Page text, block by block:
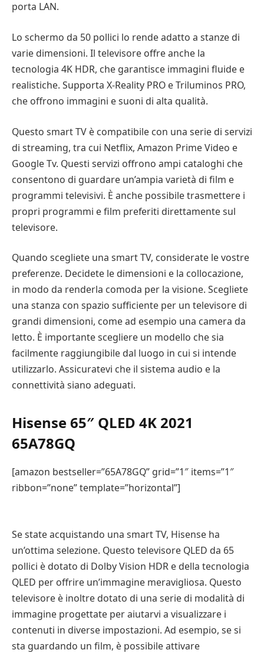
porta LAN.
Lo schermo da 50 pollici lo rende adatto a stanze di
varie dimensioni. Il televisore offre anche la
tecnologia 4K HDR, che garantisce immagini fluide e
realistiche. Supporta X-Reality PRO e Triluminos PRO,
che offrono immagini e suoni di alta qualità.
Questo smart TV è compatibile con una serie di servizi
di streaming, tra cui Netflix, Amazon Prime Video e
Google Tv. Questi servizi offrono ampi cataloghi che
consentono di guardare un’ampia varietà di film e
programmi televisivi. È anche possibile trasmettere i
propri programmi e film preferiti direttamente sul
televisore.
Quando scegliete una smart TV, considerate le vostre
preferenze. Decidete le dimensioni e la collocazione,
in modo da renderla comoda per la visione. Scegliete
una stanza con spazio sufficiente per un televisore di
grandi dimensioni, come ad esempio una camera da
letto. È importante scegliere un modello che sia
facilmente raggiungibile dal luogo in cui si intende
utilizzarlo. Assicuratevi che il sistema audio e la
connettività siano adeguati.
Hisense 65″ QLED 4K 2021
65A78GQ
[amazon bestseller=”65A78GQ” grid=”1″ items=”1″
ribbon=”none” template=”horizontal”]
Se state acquistando una smart TV, Hisense ha
un’ottima selezione. Questo televisore QLED da 65
pollici è dotato di Dolby Vision HDR e della tecnologia
QLED per offrire un’immagine meravigliosa. Questo
televisore è inoltre dotato di una serie di modalità di
immagine progettate per aiutarvi a visualizzare i
contenuti in diverse impostazioni. Ad esempio, se si
sta guardando un film, è possibile attivare